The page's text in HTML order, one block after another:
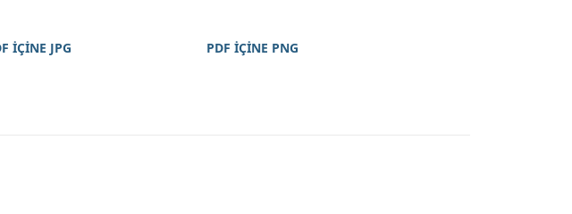
İÇİNE JPG
PDF İÇİNE PNG